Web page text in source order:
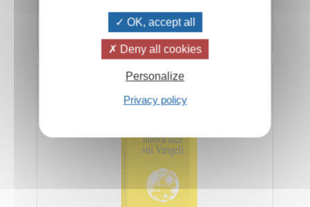
€ 12,00€ 11,40 Aggiungi al carrello
Nuova luce sui Vangeli
OK, accept all
Deny all cookies
Personalize
Privacy policy